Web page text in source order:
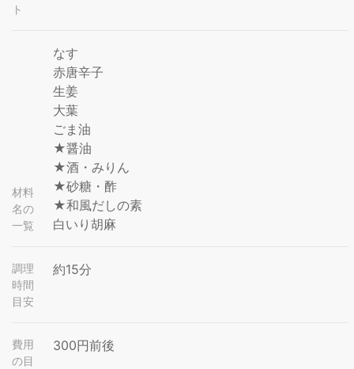
ト
材料
名の
一覧
なす
赤唐辛子
生姜
大葉
ごま油
★醤油
★酒・みりん
★砂糖・酢
★和風だしの素
白いり胡麻
調理
時間
目安
約15分
費用
の目
300円前後